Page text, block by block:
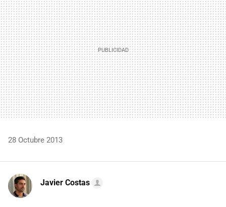
28 Octubre 2013
Javier Costas